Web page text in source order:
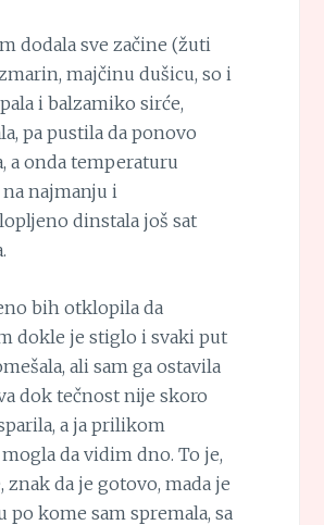
dodala sve začine (žuti
majčinu dušicu, so i
i balzamiko sirće,
pa pustila da ponovo
a onda temperaturu
najmanju i
dinstala još sat
bih otklopila da
dokle je stiglo i svaki put
ali sam ga ostavila
dok tečnost nije skoro
a ja prilikom
da vidim dno. To je,
da je gotovo, mada je
po kome sam spremala, sa